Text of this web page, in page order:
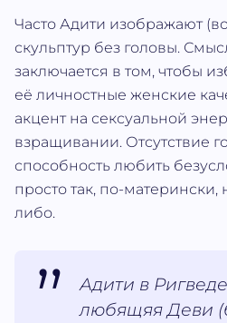
Часто Адити изображают
скульптур без головы.
заключается в том, чтобы
её личностные женские
акцент на сексуальной
взращивании. Отсутствие
способность любить
просто так, по-матерински,
либо.
Адити в
любящяя Деви